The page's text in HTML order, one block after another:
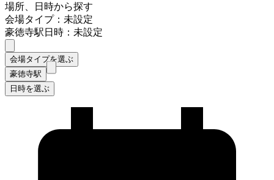
場所、日時から探す
会場タイプ：未設定
豪徳寺駅日時：未設定
会場タイプを選ぶ
豪徳寺駅
日時を選ぶ